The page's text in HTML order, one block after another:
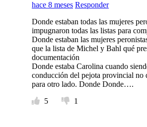
hace 8 meses Responder
Donde estaban todas las mujeres
impugnaron todas las listas para
Donde estaban las mujeres
que la lista de Michel y Bahl qué
documentación
Donde estaba Carolina cuando
conducción del pejota provincial no
para otro lado. Donde Donde….
5
1